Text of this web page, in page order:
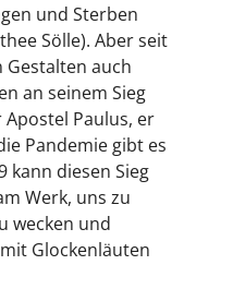
und Sterben
Sölle). Aber seit
Gestalten auch
an seinem Sieg
Paulus, er
Pandemie gibt es
kann diesen Sieg
Werk, uns zu
wecken und
Glockenläuten